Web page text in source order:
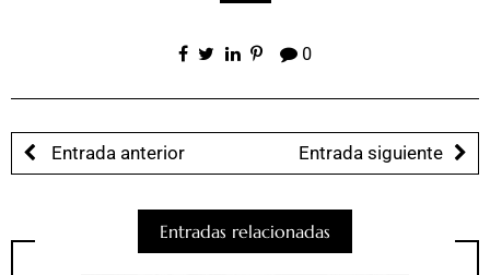
0
Entrada anterior Entrada siguiente
Entradas relacionadas